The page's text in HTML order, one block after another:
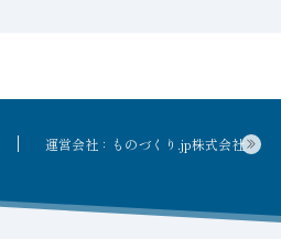
運営会社：ものづくり.jp株式会社